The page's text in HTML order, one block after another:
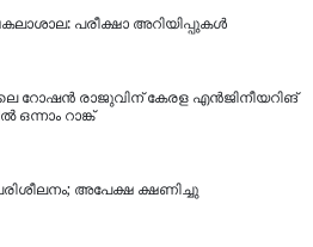
പരീക്ഷാ അറിയിപ്പുകൾ
റോഷൻ രാജുവിന് കേരള എൻജിനീയറിങ്
റാങ്ക്
അപേക്ഷ ക്ഷണിച്ചു